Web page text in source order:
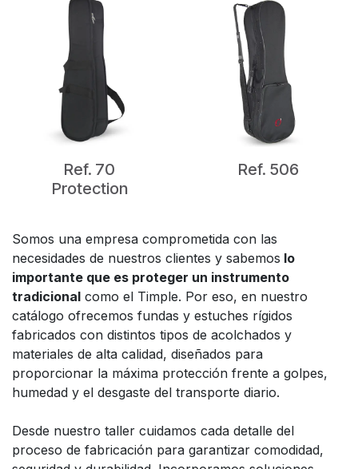
Ref. 70
Protection
Ref. 506
Somos una empresa comprometida con las
necesidades de nuestros clientes y sabemos lo
importante que es proteger un instrumento
tradicional como el Timple. Por eso, en nuestro
catálogo ofrecemos fundas y estuches rígidos
fabricados con distintos tipos de acolchados y
materiales de alta calidad, diseñados para
proporcionar la máxima protección frente a golpes,
humedad y el desgaste del transporte diario.
Desde nuestro taller cuidamos cada detalle del
proceso de fabricación para garantizar comodidad,